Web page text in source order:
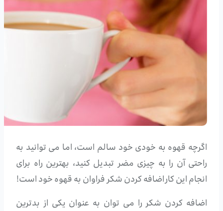
اگرچه قهوه به خودی خود سالم است، اما می توانید به
راحتی آن را به چیزی مضر تبدیل کنید، بهترین راه برای
انجام این کار اضافه کردن شکر فراوان به قهوه خود است!
اضافه کردن شکر را می توان به عنوان یکی از بدترین